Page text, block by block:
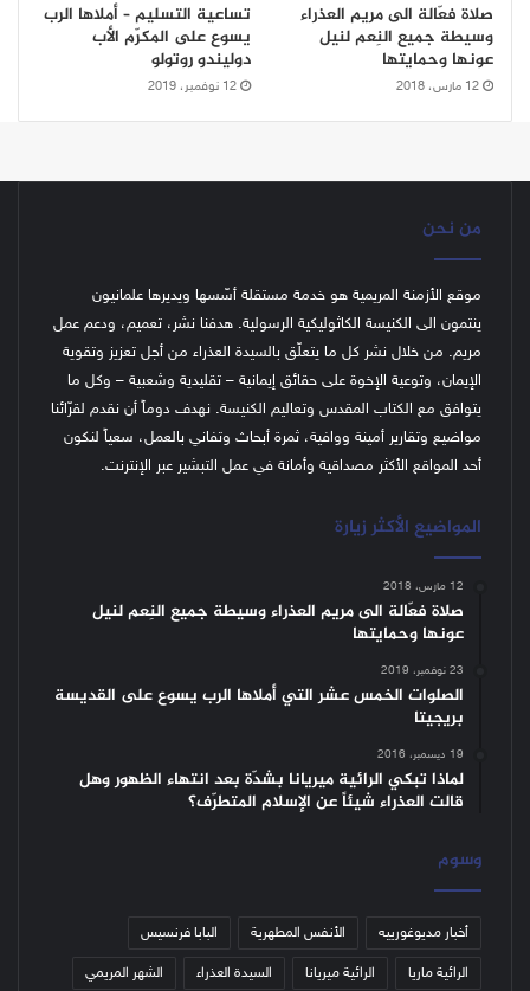
صلاة فعّالة الى مريم العذراء
وسيطة جميع النِعم لنيل
عونها وحمايتها
12 مارس، 2018
تساعية التسليم – أملاها الرب
يسوع على المكرّم الأب
دوليندو روتولو
12 نوفمبر، 2019
من نحن
موقع الأزمنة المريمية هو خدمة مستقلة أسّسها ويديرها علمانيون
ينتمون الى الكنيسة الكاثوليكية الرسولية. هدفنا نشر، تعميم، ودعم عمل
مريم. من خلال نشر كل ما يتعلّق بالسيدة العذراء من أجل تعزيز وتقوية
الإيمان، وتوعية الإخوة على حقائق إيمانية – تقليدية وشعبية – وكل ما
يتوافق مع الكتاب المقدس وتعاليم الكنيسة. نهدف دوماً أن نقدم لقرّائنا
مواضيع وتقارير أمينة ووافية، ثمرة أبحاث وتفاني بالعمل، سعياً لنكون
أحد المواقع الأكثر مصداقية وأمانة في عمل التبشير عبر الإنترنت.
المواضيع الأكثر زيارة
12 مارس، 2018
صلاة فعّالة الى مريم العذراء وسيطة جميع النِعم لنيل
عونها وحمايتها
23 نوفمبر، 2019
الصلوات الخمس عشر التي أملاها الرب يسوع على القديسة
بريجيتا
19 ديسمبر، 2016
لماذا تبكي الرائية ميريانا بشدّة بعد انتهاء الظهور وهل
قالت العذراء شيئاً عن الإسلام المتطرّف؟
وسوم
أخبار مديوغورييه الأنفس المطهرية البابا فرنسيس
الرائية ماريا الرائية ميريانا السيدة العذراء الشهر المريمي